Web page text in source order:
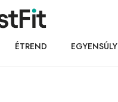
ÉTREND EGYENSÚLY